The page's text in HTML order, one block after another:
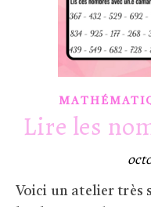
Lire les
Voici un atelier très simple pour s’entraîner à 2 à